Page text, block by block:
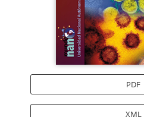
PDF
XML